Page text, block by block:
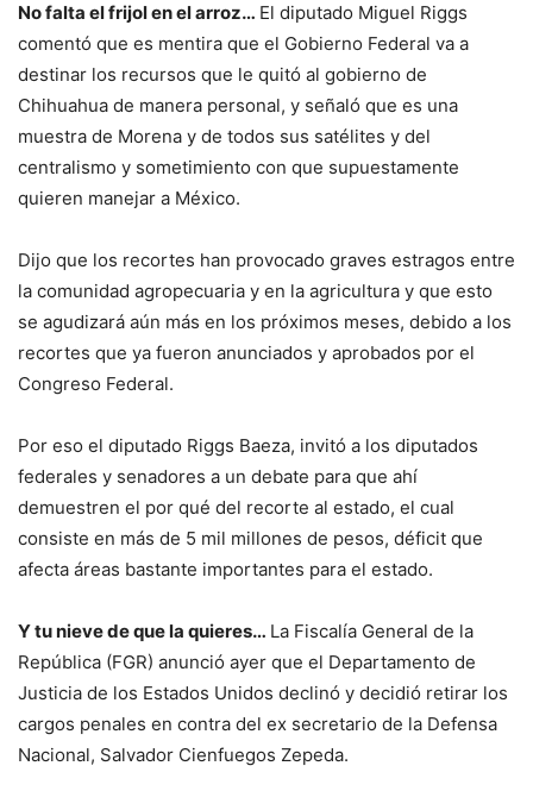
No falta el frijol en el arroz… El diputado Miguel Riggs
comentó que es mentira que el Gobierno Federal va a
destinar los recursos que le quitó al gobierno de
Chihuahua de manera personal, y señaló que es una
muestra de Morena y de todos sus satélites y del
centralismo y sometimiento con que supuestamente
quieren manejar a México.
Dijo que los recortes han provocado graves estragos entre
la comunidad agropecuaria y en la agricultura y que esto
se agudizará aún más en los próximos meses, debido a los
recortes que ya fueron anunciados y aprobados por el
Congreso Federal.
Por eso el diputado Riggs Baeza, invitó a los diputados
federales y senadores a un debate para que ahí
demuestren el por qué del recorte al estado, el cual
consiste en más de 5 mil millones de pesos, déficit que
afecta áreas bastante importantes para el estado.
Y tu nieve de que la quieres… La Fiscalía General de la
República (FGR) anunció ayer que el Departamento de
Justicia de los Estados Unidos declinó y decidió retirar los
cargos penales en contra del ex secretario de la Defensa
Nacional, Salvador Cienfuegos Zepeda.